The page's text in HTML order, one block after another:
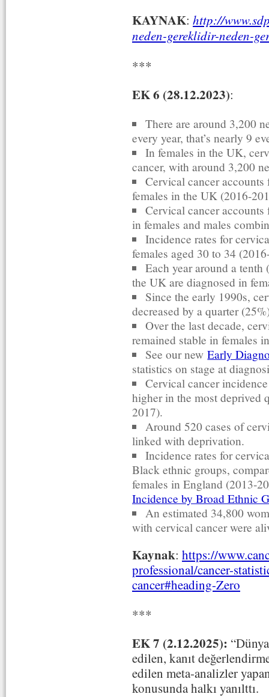
KAYNAK: http://
neden-gereklidir-neden-
***
EK 6 (28.12.2023):
There are around 3,200
every year, that’s nearly 9
In females in the UK,
cancer, with around 3,200
Cervical cancer
females in the UK (2016-
Cervical cancer
in females and males
Incidence rates for
females aged 30 to 34
Each year around a
the UK are diagnosed in
Since the early 1990s,
decreased by a quarter
Over the last decade,
remained stable in females
See our newEarly
statistics on stage at
Cervical cancer
higher in the most deprived
2017).
Around 520 cases of
linked with deprivation.
Incidence rates for
Black ethnic groups,
females in England (2013-
Incidence by Broad Ethnic
An estimated 34,800
with cervical cancer were
Kaynak: https://
professional/cancer-
cancer#heading-Zero
***
EK 7 (2.12.2025):
edilen, kanıt
edilen meta-analizler
konusunda halkı yanılttı.